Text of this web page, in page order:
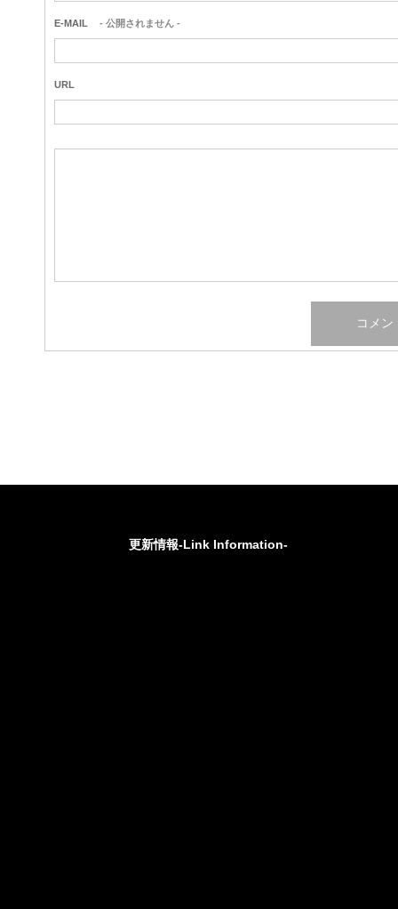
E-MAIL - 公開されません -
URL
更新情報-Link Information-